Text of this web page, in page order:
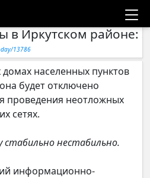
Новости
Галерея
в Иркутском районе: 3
13786
домах населенных пунктов
будет отключено
проведения неотложных
сетях.
стабильно нестабильно.
информационно-